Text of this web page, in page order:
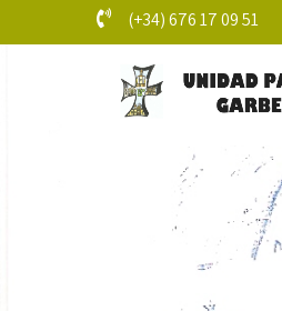
(+34) 676 17 09 51